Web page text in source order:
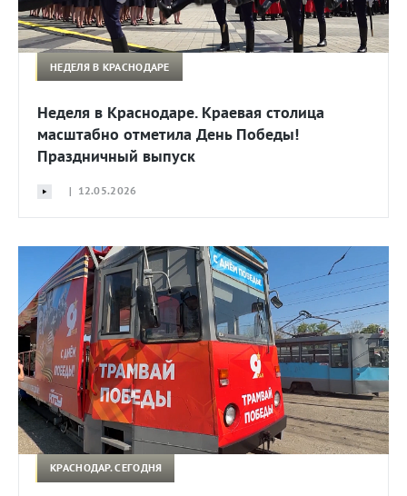
НЕДЕЛЯ В КРАСНОДАРЕ
Неделя в Краснодаре. Краевая столица
масштабно отметила День Победы!
Праздничный выпуск
| 12.05.2026
КРАСНОДАР. СЕГОДНЯ